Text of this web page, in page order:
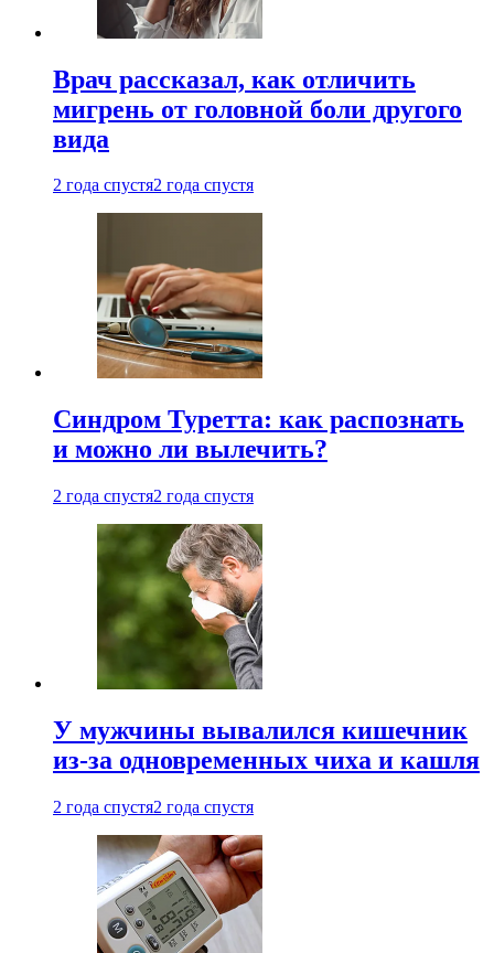
Врач рассказал, как отличить
мигрень от головной боли другого
вида
2 года спустя2 года спустя
Синдром Туретта: как распознать
и можно ли вылечить?
2 года спустя2 года спустя
У мужчины вывалился кишечник
из-за одновременных чиха и кашля
2 года спустя2 года спустя